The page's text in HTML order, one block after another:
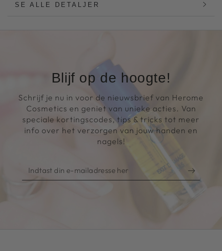
SE ALLE DETALJER
Blijf op de hoogte!
Schrijf je nu in voor de nieuwsbrief van Herome
Cosmetics en geniet van unieke acties. Van
speciale kortingscodes, tips & tricks tot meer
info over het verzorgen van jouw handen en
nagels!
Indtast
din